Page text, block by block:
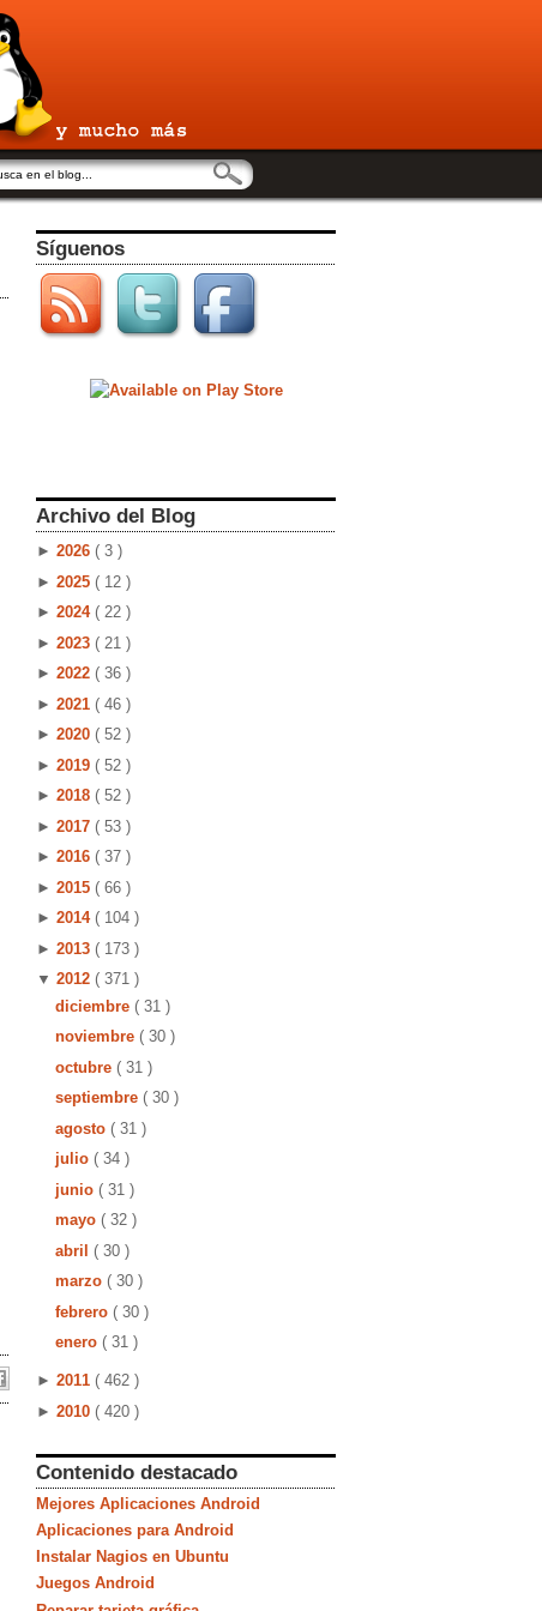
Síguenos
Archivo del Blog
► 2026 ( 3 )
► 2025 ( 12 )
► 2024 ( 22 )
► 2023 ( 21 )
► 2022 ( 36 )
► 2021 ( 46 )
► 2020 ( 52 )
► 2019 ( 52 )
► 2018 ( 52 )
► 2017 ( 53 )
► 2016 ( 37 )
► 2015 ( 66 )
► 2014 ( 104 )
► 2013 ( 173 )
▼ 2012 ( 371 )
diciembre ( 31 )
noviembre ( 30 )
octubre ( 31 )
septiembre ( 30 )
agosto ( 31 )
julio ( 34 )
junio ( 31 )
mayo ( 32 )
abril ( 30 )
marzo ( 30 )
febrero ( 30 )
enero ( 31 )
► 2011 ( 462 )
► 2010 ( 420 )
Contenido destacado
Mejores Aplicaciones Android
Aplicaciones para Android
Instalar Nagios en Ubuntu
Juegos Android